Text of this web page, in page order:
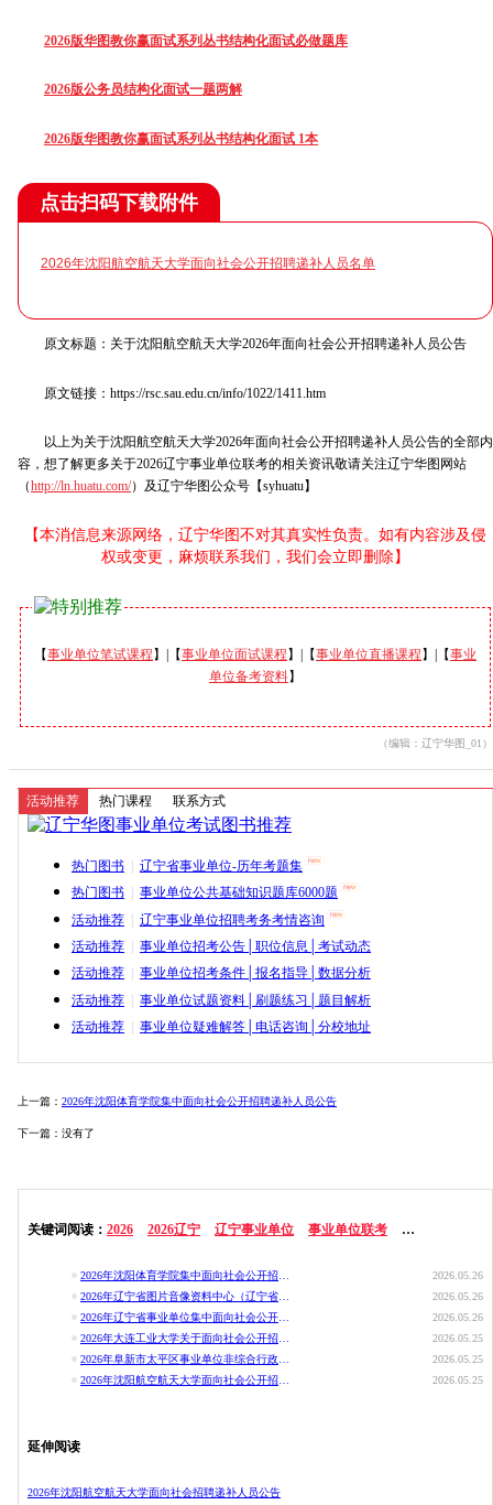
2026版华图教你赢面试系列丛书结构化面试必做题库
2026版公务员结构化面试一题两解
2026版华图教你赢面试系列丛书结构化面试 1本
点击扫码下载附件
2026年沈阳航空航天大学面向社会公开招聘递补人员名单
原文标题：关于沈阳航空航天大学2026年面向社会公开招聘递补人员公告
原文链接：https://rsc.sau.edu.cn/info/1022/1411.htm
以上为关于沈阳航空航天大学2026年面向社会公开招聘递补人员公告的全部内
容，想了解更多关于2026辽宁事业单位联考的相关资讯敬请关注辽宁华图网站
（http://ln.huatu.com/）及辽宁华图公众号【syhuatu】
【本消信息来源网络，辽宁华图不对其真实性负责。如有内容涉及侵
权或变更，麻烦联系我们，我们会立即删除】
【事业单位笔试课程 】|【事业单位面试课程 】|【事业单位直播课程 】|【事业
单位备考资料】
（编辑：辽宁华图_01）
活动推荐 热门课程 联系方式
热门图书 辽宁省事业单位-历年考题集
热门图书 事业单位公共基础知识题库6000题
活动推荐 辽宁事业单位招聘考务考情咨询
活动推荐 事业单位招考公告│职位信息│考试动态
活动推荐 事业单位招考条件│报名指导│数据分析
活动推荐 事业单位试题资料│刷题练习│题目解析
活动推荐 事业单位疑难解答│电话咨询│分校地址
上一篇： 2026年沈阳体育学院集中面向社会公开招聘递补人员公告
下一篇：没有了
关键词阅读： 2026 2026辽宁 辽宁事业单位 事业单位联考 联考资格复审
2026年沈阳体育学院集中面向社会公开招聘递补人员公告
2026.05.26
2026年辽宁省图片音像资料中心（辽宁省地名档案资料馆）公开招聘工作人
2026.05.26
2026年辽宁省事业单位集中面向社会公开招聘辽宁中医药大学岗位面试的通
2026.05.26
2026年大连工业大学关于面向社会公开招聘工作人员递补资格复审人员的通
2026.05.25
2026年阜新市太平区事业单位非综合行政执法类岗位公开招聘拟进入资格复
2026.05.25
2026年沈阳航空航天大学面向社会公开招聘递补人员公告
2026.05.25
延伸阅读
2026年沈阳航空航天大学面向社会招聘递补人员公告